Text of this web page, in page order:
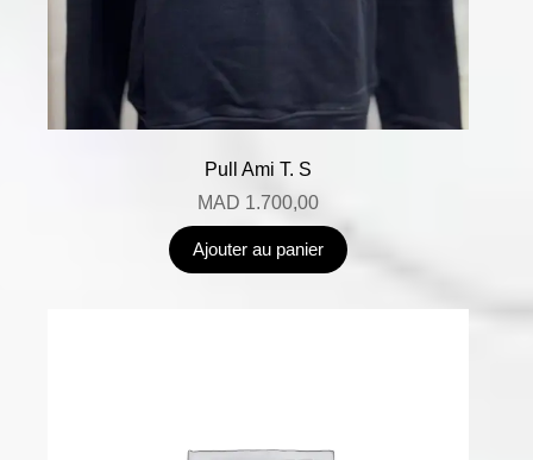
Pull Ami T. S
MAD 1.700,00
Ajouter au panier